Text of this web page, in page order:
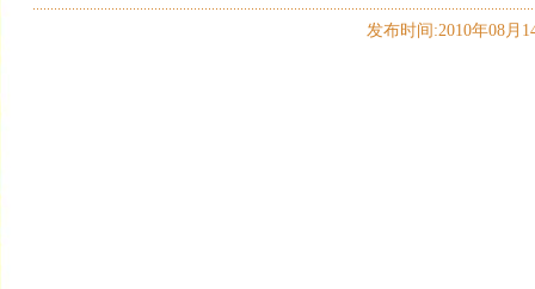
发布时间:2010年08月